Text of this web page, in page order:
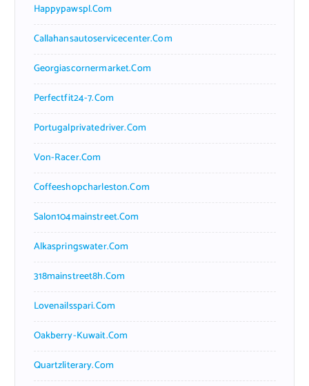
Happypawspl.com
Callahansautoservicecenter.com
Georgiascornermarket.com
Perfectfit24-7.com
Portugalprivatedriver.com
Von-Racer.com
Coffeeshopcharleston.com
Salon104mainstreet.com
Alkaspringswater.com
318mainstreet8h.com
Lovenailsspari.com
Oakberry-Kuwait.com
Quartzliterary.com